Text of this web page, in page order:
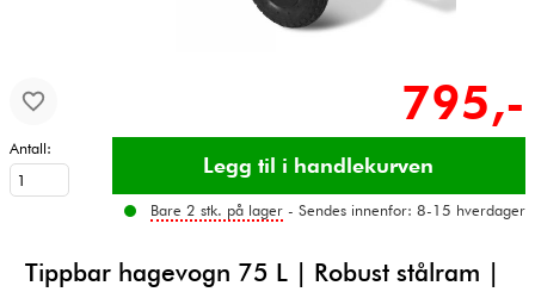
795,-
Antall:
Bare 2 stk. på lager - Sendes innenfor: 8-15 hverdager
Tippbar hagevogn 75 L | Robust stålram |